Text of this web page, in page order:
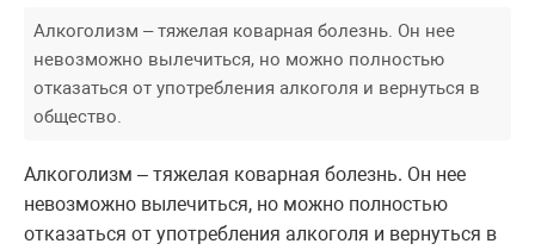
Алкоголизм – тяжелая коварная болезнь. Он нее
невозможно вылечиться, но можно полностью
отказаться от употребления алкоголя и вернуться в
общество.
Алкоголизм – тяжелая коварная болезнь. Он нее
невозможно вылечиться, но можно полностью
отказаться от употребления алкоголя и вернуться в